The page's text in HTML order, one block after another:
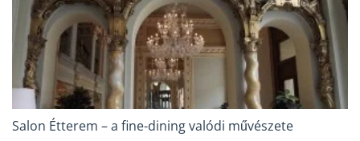
Salon Étterem – a fine-dining valódi művészete